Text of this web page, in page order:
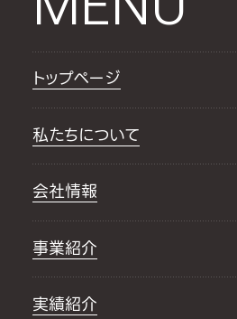
トップページ
私たちについて
会社情報
事業紹介
実績紹介